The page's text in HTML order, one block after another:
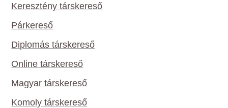
Keresztény társkereső
Párkereső
Diplomás társkereső
Online társkereső
Magyar társkereső
Komoly társkereső